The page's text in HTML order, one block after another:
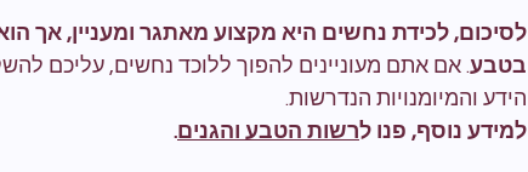
לסיכום, לכידת נחשים היא מקצוע מאתגר ומעניין, אך
בטבע. אם אתם מעוניינים להפוך ללוכד נחשים, עליכם
הידע והמיומנויות הנדרשות.
למידע נוסף, פנו לרשות הטבע והגנים.